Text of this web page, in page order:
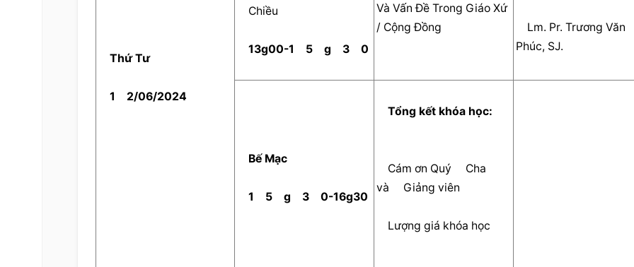
  Thứ Tư
  1
  2/06/2024
Và Vấn Đề Trong Giáo Xứ
/ Cộng Đồng
Phúc, SJ.
    Chiều
  13g00-1
  5
  g
  3
  Bế Mạc
  1
  5
  g
  3
  Tổng kết khóa học:
và     Giảng viên
    Lượng giá khóa học